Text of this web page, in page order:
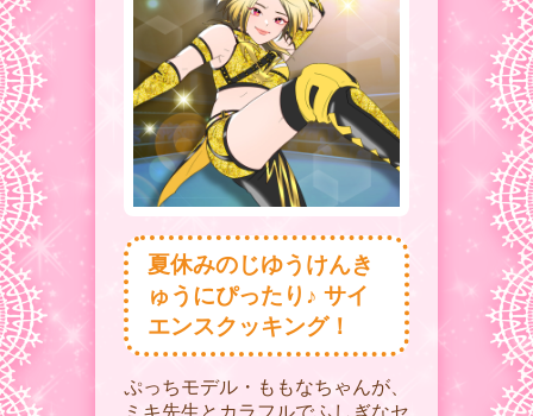
夏休みのじゆうけんき
ゅうにぴったり♪ サイ
エンスクッキング！
ぷっちモデル・ももなちゃんが、
ミキ先生とカラフルでふしぎなセ